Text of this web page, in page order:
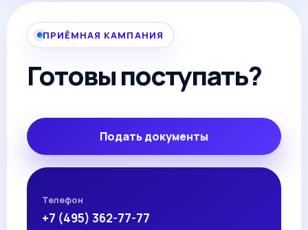
ПРИЁМНАЯ КАМПАНИЯ
Готовы поступать?
Подать документы
Телефон
+7 (495) 362-77-77